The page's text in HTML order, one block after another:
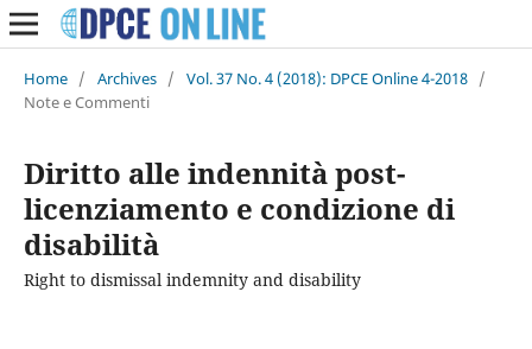
Home / Archives / Vol. 37 No. 4 (2018): DPCE Online 4-2018 /
Note e Commenti
Diritto alle indennità post-
licenziamento e condizione di
disabilità
Right to dismissal indemnity and disability